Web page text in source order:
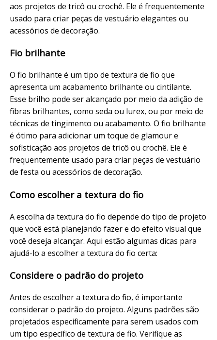
aos projetos de tricô ou crochê. Ele é frequentemente
usado para criar peças de vestuário elegantes ou
acessórios de decoração.
Fio brilhante
O fio brilhante é um tipo de textura de fio que
apresenta um acabamento brilhante ou cintilante.
Esse brilho pode ser alcançado por meio da adição de
fibras brilhantes, como seda ou lurex, ou por meio de
técnicas de tingimento ou acabamento. O fio brilhante
é ótimo para adicionar um toque de glamour e
sofisticação aos projetos de tricô ou crochê. Ele é
frequentemente usado para criar peças de vestuário
de festa ou acessórios de decoração.
Como escolher a textura do fio
A escolha da textura do fio depende do tipo de projeto
que você está planejando fazer e do efeito visual que
você deseja alcançar. Aqui estão algumas dicas para
ajudá-lo a escolher a textura do fio certa:
Considere o padrão do projeto
Antes de escolher a textura do fio, é importante
considerar o padrão do projeto. Alguns padrões são
projetados especificamente para serem usados com
um tipo específico de textura de fio. Verifique as